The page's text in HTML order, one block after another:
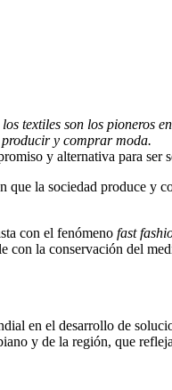
textiles son los pioneros
y comprar moda.
y alternativa para ser
la sociedad produce y
con el fenómeno fast
con la conservación del
en el desarrollo de
y de la región, que